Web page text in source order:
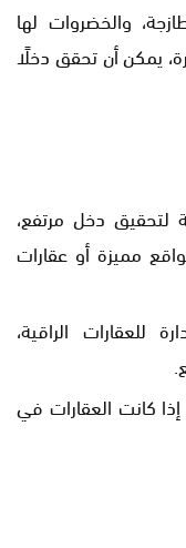
والخضروات لها
يمكن أن تحقق دخلًا
لتحقيق دخل مرتفع،
مميزة أو عقارات
للعقارات الراقية،
كانت العقارات في